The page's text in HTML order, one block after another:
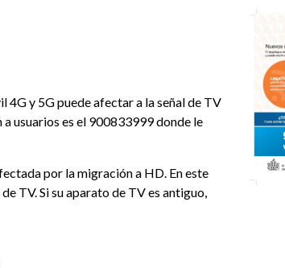
4G y 5G puede afectar a la señal de TV
usuarios es el 900833999 donde le
por la migración a HD. En este
TV. Si su aparato de TV es antiguo,